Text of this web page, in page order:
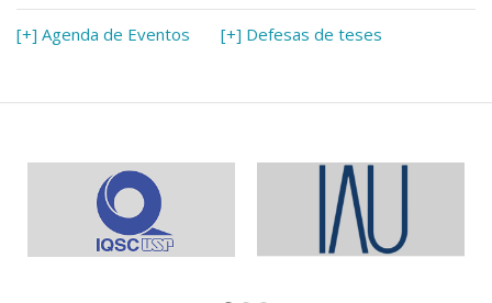
[+] Agenda de Eventos [+] Defesas de teses